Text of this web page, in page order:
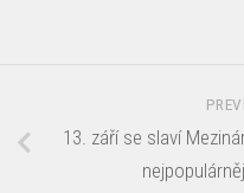
13. září se slaví